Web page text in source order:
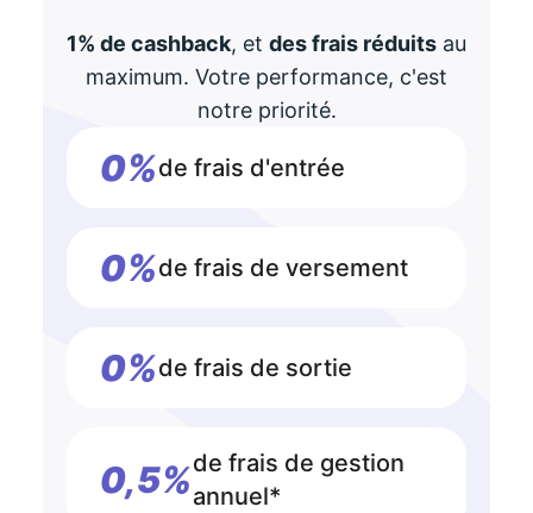
1% de cashback, et des frais réduits au
maximum. Votre performance, c'est
notre priorité.
0%de frais d'entrée
0%de frais de versement
0%de frais de sortie
0,5%de frais de gestion
annuel*